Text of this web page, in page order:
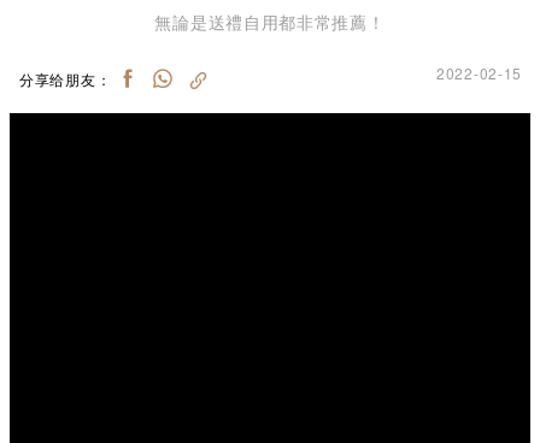
無論是送禮自用都非常推薦！
分享给朋友： 2022-02-15